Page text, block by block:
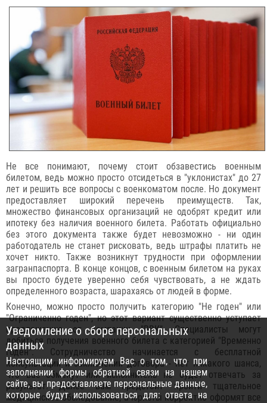
Не все понимают, почему стоит обзавестись военным
билетом, ведь можно просто отсидеться в "уклонистах" до 27
лет и решить все вопросы с военкоматом после. Но документ
предоставляет широкий перечень преимуществ. Так,
множество финансовых организаций не одобрят кредит или
ипотеку без наличия военного билета. Работать официально
без этого документа также будет невозможно - ни один
работодатель не станет рисковать, ведь штрафы платить не
хочет никто. Также возникнут трудности при оформлении
загранпаспорта. В конце концов, с военным билетом на руках
вы просто будете уверенно себя чувствовать, а не ждать
определенного возраста, шарахаясь от людей в форме.
Конечно, можно просто получить категорию "Не годен" или
"Ограниченно годен", но этот вариант существенно уступает
предложению от компании "ВВК". Специалисты могут
добиться получения военного билета с категорией "Временно
годен". Сотрудничество начинается с бесплатной
консультации и заключении договора - нет никакого шанса,
что вас обманут или исполнитель не будет отвечать за
результат. Далее вам предстоит пройти тщательное
медицинское обследование, а юристы корректно оформят все
Уведомление о сборе персональных
данных
Настоящим информируем Вас о том, что при
заполнении формы обратной связи на нашем
сайте, вы предоставляете персональные данные,
которые будут использоваться для: ответа на